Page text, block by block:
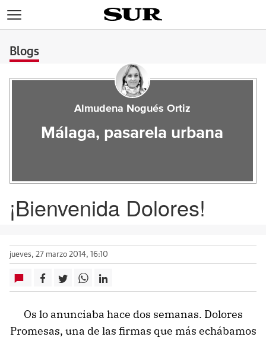
Blogs
Almudena Nogués Ortiz
Málaga, pasarela urbana
¡Bienvenida Dolores!
jueves, 27 marzo 2014, 16:10
Os lo anunciaba hace dos semanas. Dolores
Promesas, una de las firmas que más echábamos